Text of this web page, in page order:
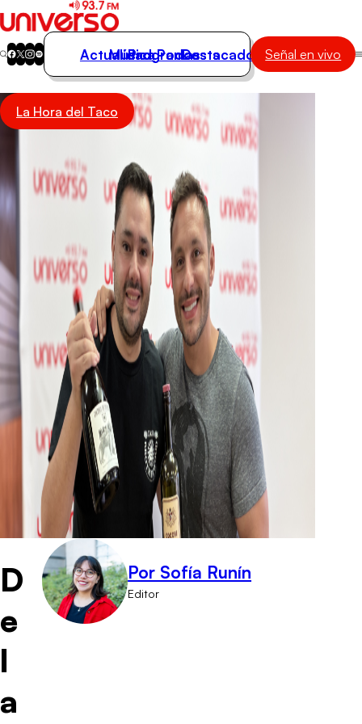
Actualidad
Música
Podcasts
Destacados
Actualidad
Música
Programas
Podcasts
Destacados Señal en vivo
La Hora del Taco
D
e
l
a
Por Sofía Runín
Editor